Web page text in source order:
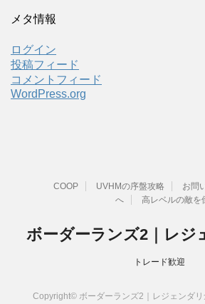
メタ情報
ログイン
投稿フィード
コメントフィード
WordPress.org
COOP UVHMの序盤攻略 お問
へ
高レベルの敵を
ボーダーランズ2｜レジ
トレード歓迎
Copyright© ボーダーランズ2｜レジェンダ